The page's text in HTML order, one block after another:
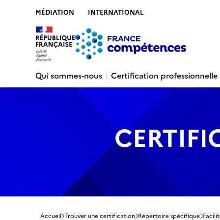
MÉDIATION INTERNATIONAL
Qui sommes-nous
Certification professionnelle
Accueil Trouver une certification Répertoire spécifique